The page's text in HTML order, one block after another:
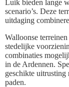
Luik bieden lange
scenario’s. Deze
uitdaging
Walloonse
stedelijke
combinaties
in de Ardennen.
geschikte uitrusting
paden.